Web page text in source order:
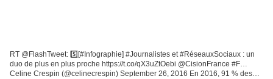
RT @FlashTweet: 5️⃣[#Infographie] #Journalistes et #RéseauxSociaux : un
duo de plus en plus proche https://t.co/qX3uZtOebi @CisionFrance #F…
Celine Crespin (@celinecrespin) September 26, 2016 En 2016, 91 % des